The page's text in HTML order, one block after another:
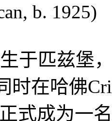
b. 1925)
于匹兹堡
时在哈佛
式成为一